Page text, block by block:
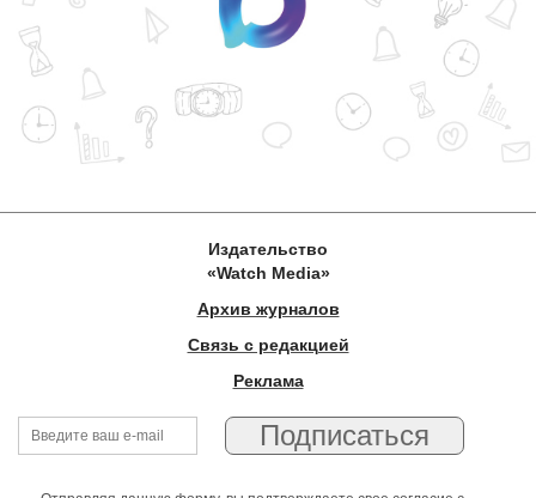
Издательство
«Watch Media»
Архив журналов
Связь с редакцией
Реклама